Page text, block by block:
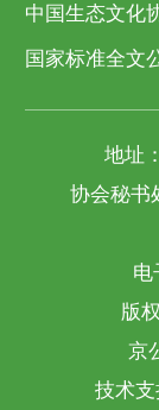
中国生态文化
国家标准全文
地址
协会秘书
电
版
京
技术支